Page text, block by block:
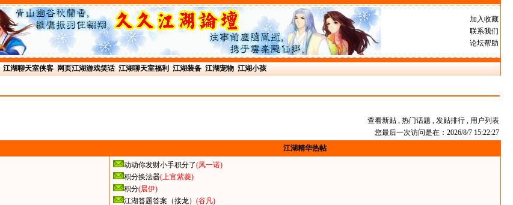
加入收藏
联系我们
论坛帮助
江湖聊天室侠客 网页江湖游戏笑话 江湖聊天室福利 江湖装备 江湖宠物 江湖小孩
查看新贴, 热门话题 , 发贴排行, 用户列表
您最后一次访问是在：2026/8/7 15:22:27
江湖精华热帖
动动你发财小手积分了(凤一诺)
积分换法器(上官紫菱)
积分(晨伊)
江湖答题答案（接龙） (谷凡)